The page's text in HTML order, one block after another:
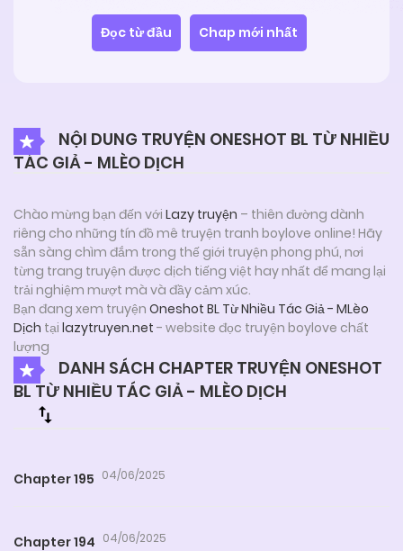
Đọc từ đầu Chap mới nhất
NỘI DUNG TRUYỆN ONESHOT BL TỪ NHIỀU
TÁC GIẢ - MLÈO DỊCH
Chào mừng bạn đến với Lazy truyện – thiên đường dành
riêng cho những tín đồ mê truyện tranh boylove online! Hãy
sẵn sàng chìm đắm trong thế giới truyện phong phú, nơi
từng trang truyện được dịch tiếng việt hay nhất để mang lại
trải nghiệm mượt mà và đầy cảm xúc.
Bạn đang xem truyện Oneshot BL Từ Nhiều Tác Giả - MLèo
Dịch tại lazytruyen.net - website đọc truyện boylove chất
lượng
DANH SÁCH CHAPTER TRUYỆN ONESHOT
BL TỪ NHIỀU TÁC GIẢ - MLÈO DỊCH
Chapter 195 04/06/2025
Chapter 194 04/06/2025